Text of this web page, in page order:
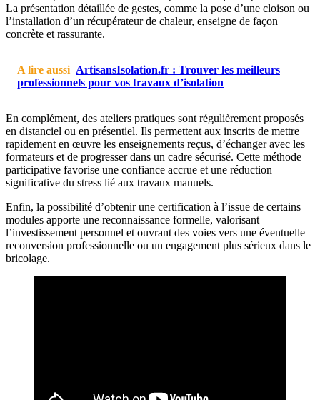
La présentation détaillée de gestes, comme la pose d’une cloison ou
l’installation d’un récupérateur de chaleur, enseigne de façon
concrète et rassurante.
A lire aussi ArtisansIsolation.fr : Trouver les meilleurs
professionnels pour vos travaux d’isolation
En complément, des ateliers pratiques sont régulièrement proposés
en distanciel ou en présentiel. Ils permettent aux inscrits de mettre
rapidement en œuvre les enseignements reçus, d’échanger avec les
formateurs et de progresser dans un cadre sécurisé. Cette méthode
participative favorise une confiance accrue et une réduction
significative du stress lié aux travaux manuels.
Enfin, la possibilité d’obtenir une certification à l’issue de certains
modules apporte une reconnaissance formelle, valorisant
l’investissement personnel et ouvrant des voies vers une éventuelle
reconversion professionnelle ou un engagement plus sérieux dans le
bricolage.